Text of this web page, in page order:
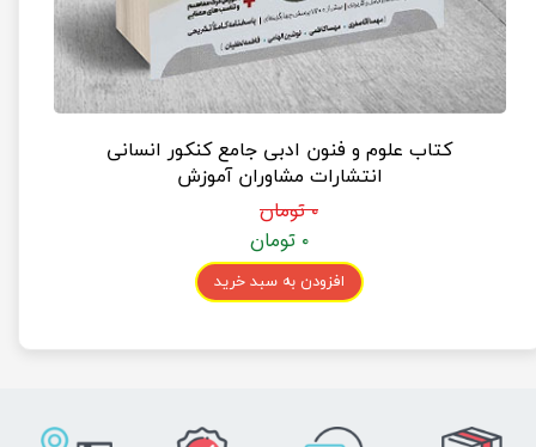
کتاب علوم و فنون ادبی جامع کنکور انسانی
انتشارات مشاوران آموزش
۰ تومان
۰ تومان
افزودن به سبد خرید